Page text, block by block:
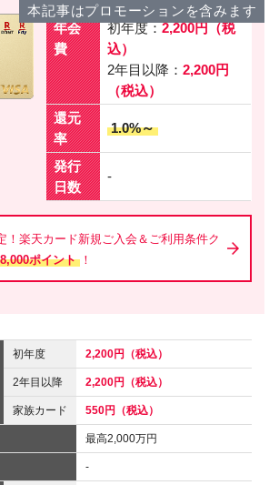
本記事はプロモーションを含みます
年会
費
初年度：2,200円（税
込）
2年目以降：2,200円
（税込）
還元
率
1.0%～
発行
日数
-
！楽天カード新規ご入会＆ご利用条件ク
ポイント ！
初年度 2,200円（税込）
2年目以降 2,200円（税込）
家族カード 550円（税込）
最高2,000万円
-